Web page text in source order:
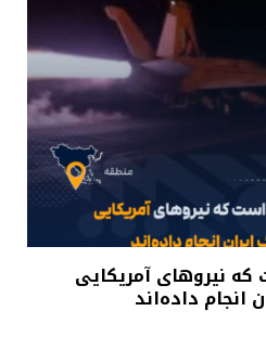
نیروهای آمریکایی
انجام داده‌اند